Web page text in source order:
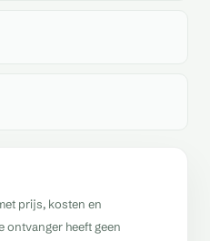
prijs, kosten en
heeft geen